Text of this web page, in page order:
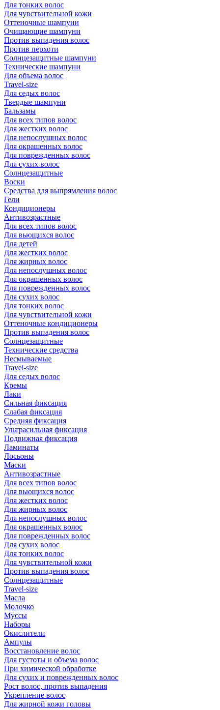
Для тонких волос
Для чувствительной кожи
Оттеночные шампуни
Очищающие шампуни
Против выпадения волос
Против перхоти
Солнцезащитные шампуни
Технические шампуни
Для объема волос
Travel-size
Для седых волос
Твердые шампуни
Бальзамы
Для всех типов волос
Для жестких волос
Для непослушных волос
Для окрашенных волос
Для поврежденных волос
Для сухих волос
Солнцезащитные
Воски
Средства для выпрямления волос
Гели
Кондиционеры
Антивозрастные
Для всех типов волос
Для вьющихся волос
Для детей
Для жестких волос
Для жирных волос
Для непослушных волос
Для окрашенных волос
Для поврежденных волос
Для сухих волос
Для тонких волос
Для чувствительной кожи
Оттеночные кондиционеры
Против выпадения волос
Солнцезащитные
Технические средства
Несмываемые
Travel-size
Для седых волос
Кремы
Лаки
Сильная фиксация
Слабая фиксация
Средняя фиксация
Ультрасильная фиксация
Подвижная фиксация
Ламинаты
Лосьоны
Маски
Антивозрастные
Для всех типов волос
Для вьющихся волос
Для жестких волос
Для жирных волос
Для непослушных волос
Для окрашенных волос
Для поврежденных волос
Для сухих волос
Для тонких волос
Для чувствительной кожи
Против выпадения волос
Солнцезащитные
Travel-size
Масла
Молочко
Муссы
Наборы
Окислители
Ампулы
Восстановление волос
Для густоты и объема волос
При химической обработке
Для сухих и поврежденных волос
Рост волос, против выпадения
Укрепление волос
Для жирной кожи головы